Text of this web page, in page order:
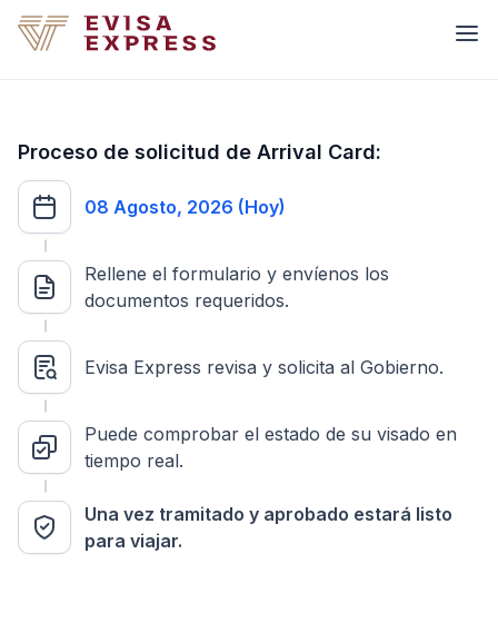
Proceso de solicitud de Arrival Card:
08 Agosto, 2026 (Hoy)
Rellene el formulario y envíenos los
documentos requeridos.
Evisa Express revisa y solicita al Gobierno.
Puede comprobar el estado de su visado en
tiempo real.
Una vez tramitado y aprobado estará listo
para viajar.